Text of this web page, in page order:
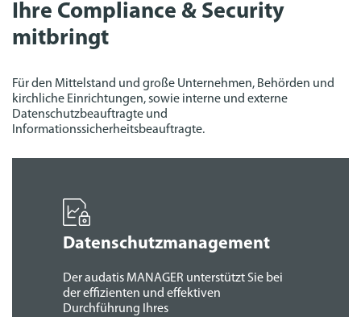
Ihre Compliance & Security
mitbringt
Für den Mittelstand und große Unternehmen, Behörden und
kirchliche Einrichtungen, sowie interne und externe
Datenschutzbeauftragte und
Informationssicherheitsbeauftragte.
Datenschutz­management
Der audatis MANAGER unterstützt Sie bei
der effizienten und effektiven
Durchführung Ihres